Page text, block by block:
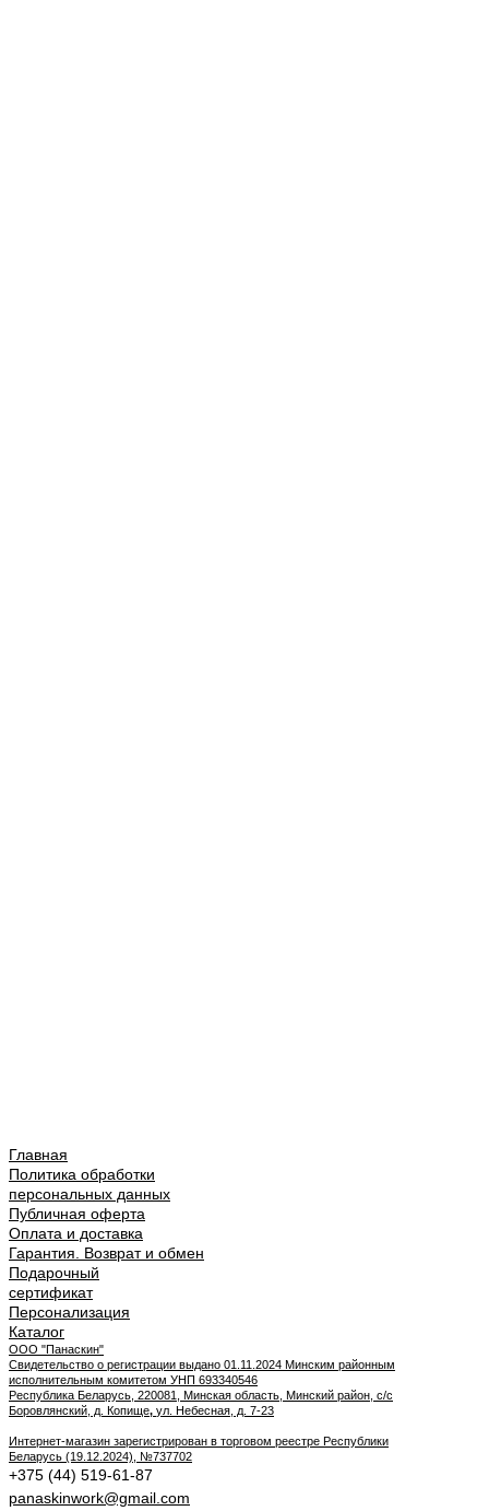
Главная
Политика обработки
персональных данных
Публичная оферта
Оплата и доставка
Гарантия. Возврат и обмен
Подарочный
сертификат
Персонализация
Каталог
ООО "Панаскин"
Свидетельство о регистрации выдано 01.11.2024 Минским районным
исполнительным комитетом УНП 693340546
Республика Беларусь, 220081, Минская область, Минский район, с/с
Боровлянский, д. Копище, ул. Небесная, д. 7-23
Интернет-магазин зарегистрирован в торговом реестре Республики
Беларусь (19.12.2024), №737702
+375 (44) 519-61-87
panaskinwork@gmail.com